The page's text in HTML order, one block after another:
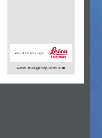
www.leica-geosystems.com